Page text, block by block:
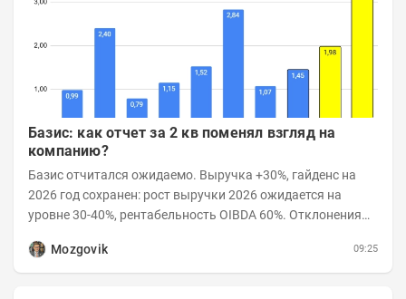
Базис: как отчет за 2 кв поменял взгляд на
компанию?
Базис отчитался ожидаемо. Выручка +30%, гайденс на
2026 год сохранен: рост выручки 2026 ожидается на
уровне 30-40%, рентабельность OIBDA 60%. Отклонения
Mozgovik
09:25